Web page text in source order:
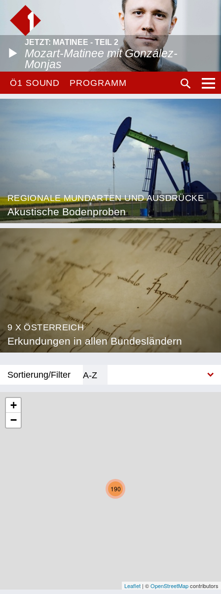
JETZT: MATINEE - TEIL 2
Mozart-Matinee mit González-
Monjas
Ö1 SOUND PROGRAMM
REGIONALE MUNDARTEN UND AUSDRÜCKE
Akustische Bodenproben
9 X ÖSTERREICH
Erkundungen in allen Bundesländern
Sortierung/Filter
A-Z
Niederösterreich
Oberösterreich
Vorarlberg
190
+
−
Leaflet | ©OpenStreetMapcontributors